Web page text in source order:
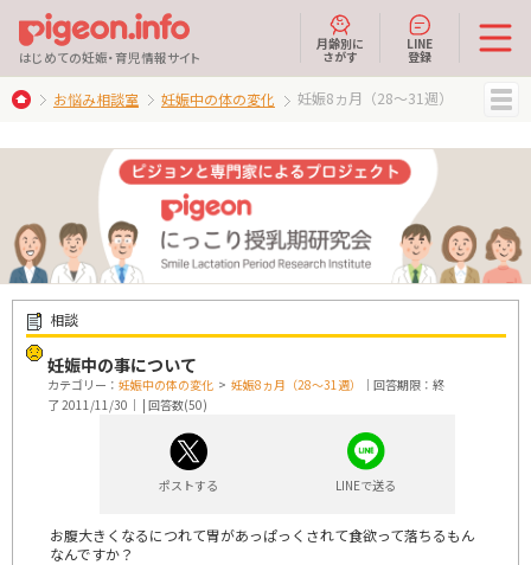
はじめての妊娠・育児情報サイト
月齢別に
さがす
LINE
登録
お悩み相談室 妊娠中の体の変化 妊娠8ヵ月（28～31週）
相談
妊娠中の事について
カテゴリー： 妊娠中の体の変化 > 妊娠8ヵ月（28～31週）
｜回答期限：終
了 2011/11/30｜ | 回答数(50)
ポストする LINEで送る
お腹大きくなるにつれて胃があっぱっくされて食欲って落ちるもん
なんですか？